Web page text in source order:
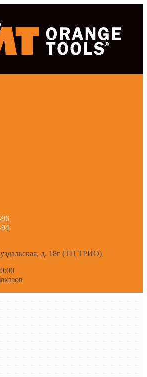
96
94
д. 18г (ТЦ ТРИО)